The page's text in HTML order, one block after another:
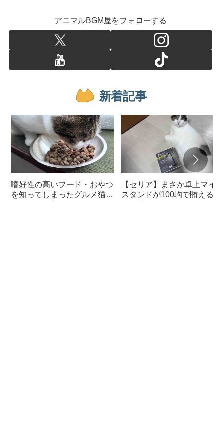
アニマルBGM屋をフォローする
新着記事
嗜好性の高いフード・おやつ
を知ってしまったグルメ猫の
【セリア】まさか卓上マイ
スタンドが100均で賄えるな